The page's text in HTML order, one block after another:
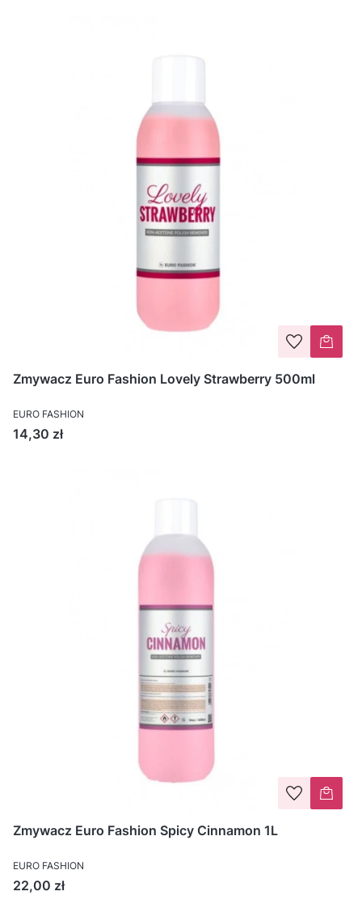
Zmywacz Euro Fashion Lovely Strawberry 500ml
EURO FASHION
Cena
14,30 zł
Zmywacz Euro Fashion Spicy Cinnamon 1L
EURO FASHION
Cena
22,00 zł